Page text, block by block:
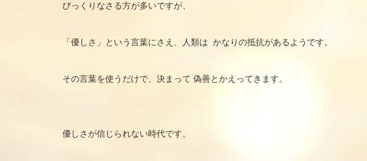
びっくりなさる方が多いですが、
「優しさ」という言葉にさえ、人類は かなりの抵抗があるようです。
その言葉を使うだけで、決まって 偽善とかえってきます。
優しさが信じられない時代です。